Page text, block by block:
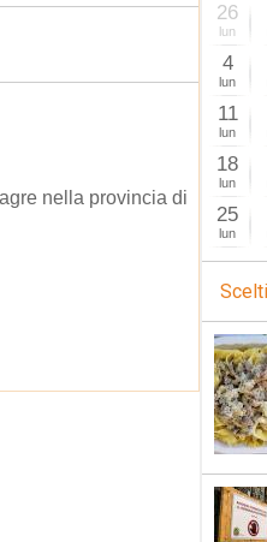
nella provincia di
26
lun
4
lun
11
lun
18
lun
25
lun